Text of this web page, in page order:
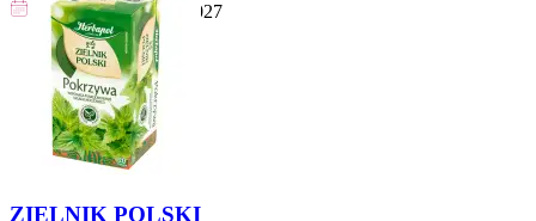
Przydatny do30-12-2027
ZIELNIK POLSKI